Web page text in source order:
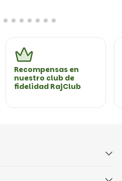
Recompensas en
nuestro club de
fidelidad RajClub